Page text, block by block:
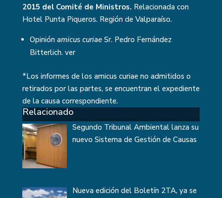
2015 del Comité de Ministros. Relacionada con
Hotel Punta Piqueros. Región de Valparaíso.
Opinión amicus curiaeSr. Pedro Fernández
Bitterlich. ver
*Los informes de los amicus curiae no admitidos o
retirados por las partes, se encuentran el expediente
de la causa correspondiente.
Relacionado
Segundo Tribunal Ambiental lanza su
nuevo Sistema de Gestión de Causas
Nueva edición del Boletín 2TA, ya se